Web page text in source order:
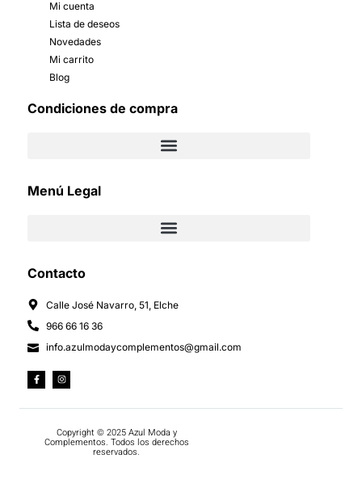
Mi cuenta
Lista de deseos
Novedades
Mi carrito
Blog
Condiciones de compra
Menú Legal
Contacto
Calle José Navarro, 51, Elche
966 66 16 36
info.azulmodaycomplementos@gmail.com
Copyright © 2025 Azul Moda y
Complementos. Todos los derechos
reservados.